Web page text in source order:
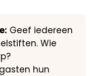
Geef iedereen
Wie
hun